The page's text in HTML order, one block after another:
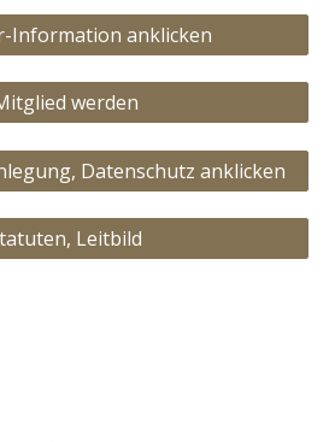
Information anklicken
werden
Datenschutz anklicken
Leitbild